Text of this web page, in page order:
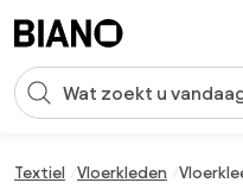
Zoekopdracht invoeren
Textiel Vloerkleden